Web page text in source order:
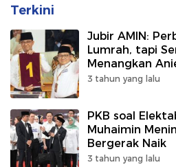
Terkini
Jubir AMIN:
Lumrah, tapi
Menangkan
3 tahun yang lalu
PKB soal
Muhaimin
Bergerak Naik
3 tahun yang lalu